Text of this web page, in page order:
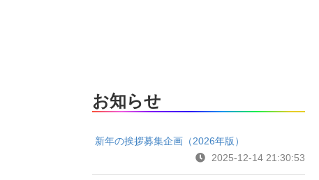
お知らせ
新年の挨拶募集企画（2026年版）
2025-12-14 21:30:53